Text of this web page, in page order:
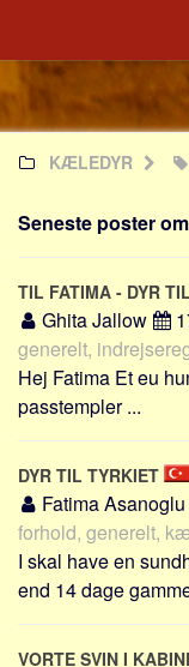
Portal
Udvandrerne.dk
Utvandrerne.no
Tyskland.dk
Rusland.dk
JLKM.dk
Lande
Tyrkiet
Spanien
Frankrig
Sverige
Norge
Thailand
Italien
KÆLEDYR
Seneste poster
TIL FATIMA - DYR
Ghita Jallow
generelt,
Hej Fatima Et eu
passtempler ...
DYR TIL TYRKIET
Fatima Asanoglu
forhold, generelt,
I skal have en
end 14 dage
VORTE SVIN I